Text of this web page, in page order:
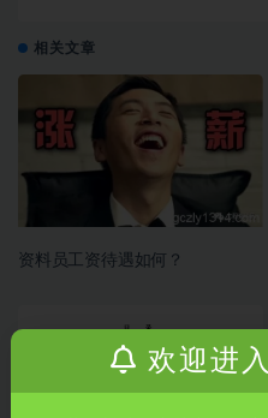
相关文章
资料员工资待遇如何？
欢迎进